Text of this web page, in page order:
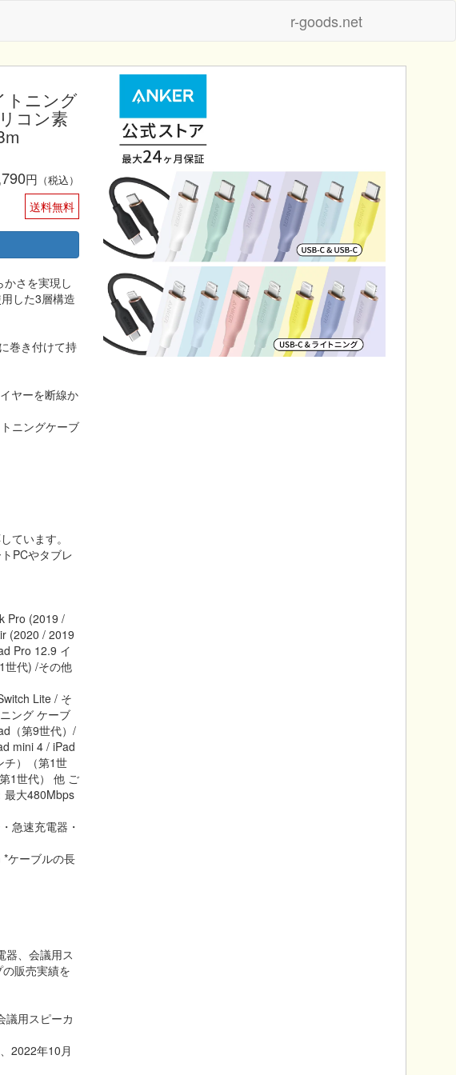
r-goods.net
トニング
コン素
円 （税込）
送料無料
さを実現し
した3層構造
巻き付けて持
ヤーを断線か
ニングケーブ
ています。
PCやタブレ
Pro (2019 /
(2020 / 2019
Pro 12.9 イ
世代) /その他
Lite / そ
ング ケーブ
（第9世代）/
mini 4 / iPad
チ）（第1世
1世代） 他 ご
最大480Mbps
急速充電器・
ケーブルの長
器、会議用ス
販売実績を
議用スピーカ
2022年10月